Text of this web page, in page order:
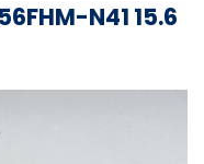
N41 15.6